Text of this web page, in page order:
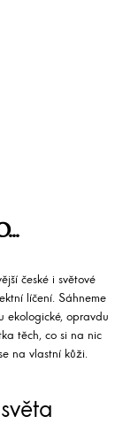
české i světové
líčení. Sáhneme
ekologické, opravdu
těch, co si na nic
na vlastní kůži.